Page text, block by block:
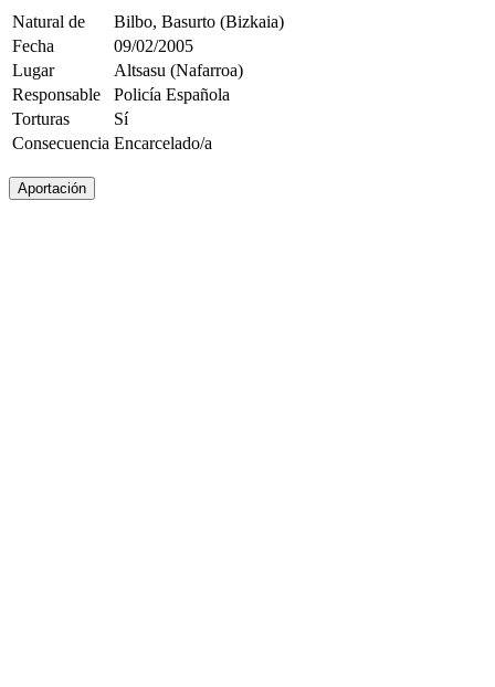
Natural de
Bilbo, Basurto (Bizkaia)
Fecha
09/02/2005
Lugar
Altsasu (Nafarroa)
Responsable
Policía Española
Torturas
Sí
Consecuencia Encarcelado/a